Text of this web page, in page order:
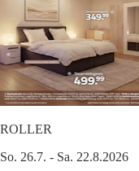
ROLLER
So. 26.7. - Sa. 22.8.2026